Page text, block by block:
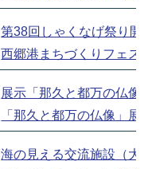
第38回しゃくなげ祭り開
西郷港まちづくりフェス
展示「那久と都万の仏像
「那久と都万の仏像」展
海の見える交流施設（大